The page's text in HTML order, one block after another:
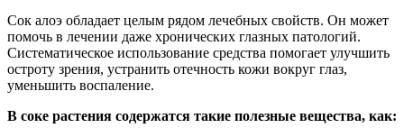
Сок алоэ обладает целым рядом лечебных свойств. Он может
помочь в лечении даже хронических глазных патологий.
Систематическое использование средства помогает улучшить
остроту зрения, устранить отечность кожи вокруг глаз,
уменьшить воспаление.
В соке растения содержатся такие полезные вещества, как: